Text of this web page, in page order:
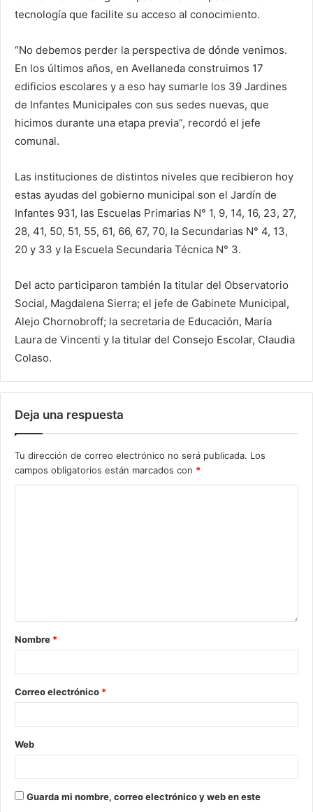
tecnología que facilite su acceso al conocimiento.
“No debemos perder la perspectiva de dónde venimos.
En los últimos años, en Avellaneda construimos 17
edificios escolares y a eso hay sumarle los 39 Jardines
de Infantes Municipales con sus sedes nuevas, que
hicimos durante una etapa previa”, recordó el jefe
comunal.
Las instituciones de distintos niveles que recibieron hoy
estas ayudas del gobierno municipal son el Jardín de
Infantes 931, las Escuelas Primarias N° 1, 9, 14, 16, 23, 27,
28, 41, 50, 51, 55, 61, 66, 67, 70, la Secundarias N° 4, 13,
20 y 33 y la Escuela Secundaria Técnica N° 3.
Del acto participaron también la titular del Observatorio
Social, Magdalena Sierra; el jefe de Gabinete Municipal,
Alejo Chornobroff; la secretaria de Educación, María
Laura de Vincenti y la titular del Consejo Escolar, Claudia
Colaso.
Deja una respuesta
Tu dirección de correo electrónico no será publicada. Los
campos obligatorios están marcados con *
Nombre *
Correo electrónico *
Web
Guarda mi nombre, correo electrónico y web en este